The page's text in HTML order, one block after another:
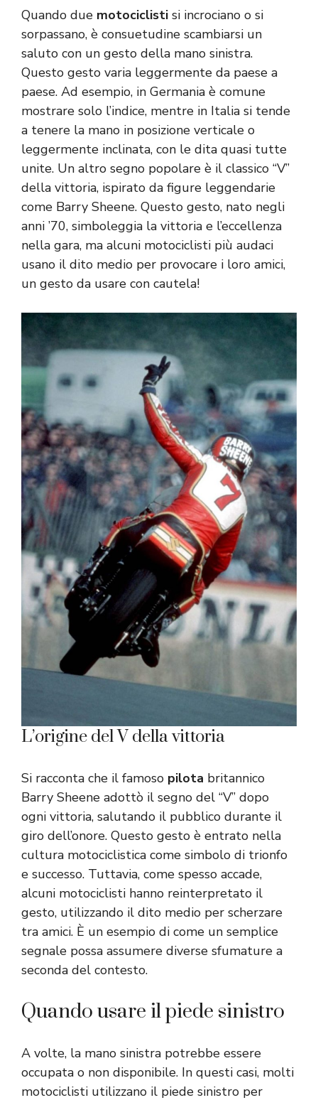
Quando due motociclisti si incrociano o si
sorpassano, è consuetudine scambiarsi un
saluto con un gesto della mano sinistra.
Questo gesto varia leggermente da paese a
paese. Ad esempio, in Germania è comune
mostrare solo l’indice, mentre in Italia si tende
a tenere la mano in posizione verticale o
leggermente inclinata, con le dita quasi tutte
unite. Un altro segno popolare è il classico “V”
della vittoria, ispirato da figure leggendarie
come Barry Sheene. Questo gesto, nato negli
anni ’70, simboleggia la vittoria e l’eccellenza
nella gara, ma alcuni motociclisti più audaci
usano il dito medio per provocare i loro amici,
un gesto da usare con cautela!
L’origine del V della vittoria
Si racconta che il famoso pilota britannico
Barry Sheene adottò il segno del “V” dopo
ogni vittoria, salutando il pubblico durante il
giro dell’onore. Questo gesto è entrato nella
cultura motociclistica come simbolo di trionfo
e successo. Tuttavia, come spesso accade,
alcuni motociclisti hanno reinterpretato il
gesto, utilizzando il dito medio per scherzare
tra amici. È un esempio di come un semplice
segnale possa assumere diverse sfumature a
seconda del contesto.
Quando usare il piede sinistro
A volte, la mano sinistra potrebbe essere
occupata o non disponibile. In questi casi, molti
motociclisti utilizzano il piede sinistro per